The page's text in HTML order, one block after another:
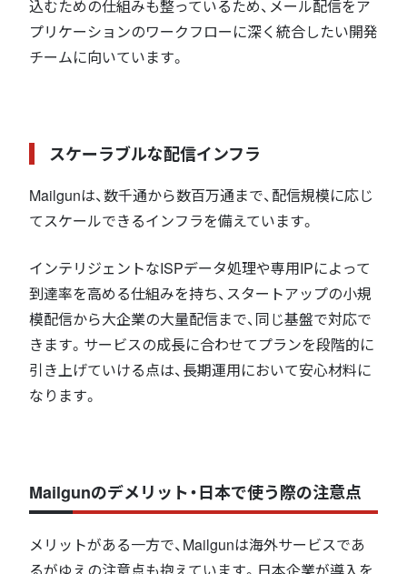
込むための仕組みも整っているため、メール配信をア
プリケーションのワークフローに深く統合したい開発
チームに向いています。
スケーラブルな配信インフラ
Mailgunは、数千通から数百万通まで、配信規模に応じ
てスケールできるインフラを備えています。
インテリジェントなISPデータ処理や専用IPによって
到達率を高める仕組みを持ち、スタートアップの小規
模配信から大企業の大量配信まで、同じ基盤で対応で
きます。サービスの成長に合わせてプランを段階的に
引き上げていける点は、長期運用において安心材料に
なります。
Mailgunのデメリット・日本で使う際の注意点
メリットがある一方で、Mailgunは海外サービスであ